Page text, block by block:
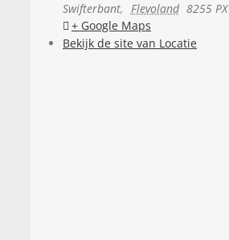
Swifterbant, Flevoland 8255 PX
+ Google Maps
Bekijk de site van Locatie